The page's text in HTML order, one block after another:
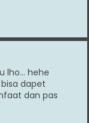
lho... hehe
dapet
dan pas